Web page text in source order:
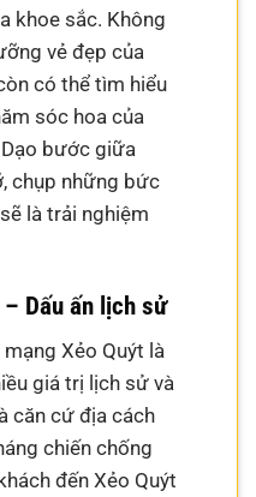
khoe sắc. Không
vẻ đẹp của
có thể tìm hiểu
sóc hoa của
bước giữa
chụp những bức
là trải nghiệm
Dấu ấn lịch sử
Xẻo Quýt là
giá trị lịch sử và
căn cứ địa cách
chiến chống
đến Xẻo Quýt